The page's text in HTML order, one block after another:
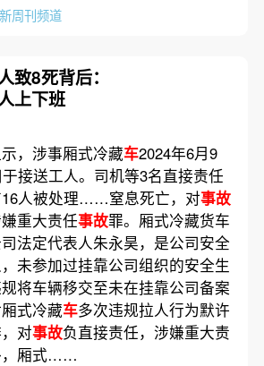
周刊频道
致8死背后：
上下班
，涉事厢式冷藏车2024年6月9
接送工人。司机等3名直接责任
16人被处理……窒息死亡，对事故
重大责任事故罪。厢式冷藏货车
法定代表人朱永昊，是公司安全
未参加过挂靠公司组织的安全生
将车辆移交至未在挂靠公司备案
式冷藏车多次违规拉人行为默许
对事故负直接责任，涉嫌重大责
，厢式……